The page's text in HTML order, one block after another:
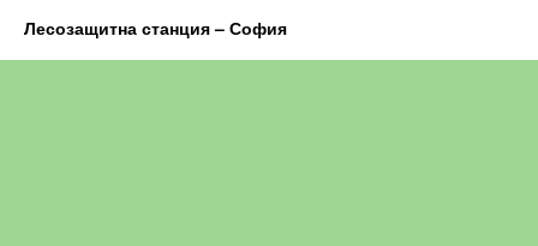
Лесозащитна станция – София